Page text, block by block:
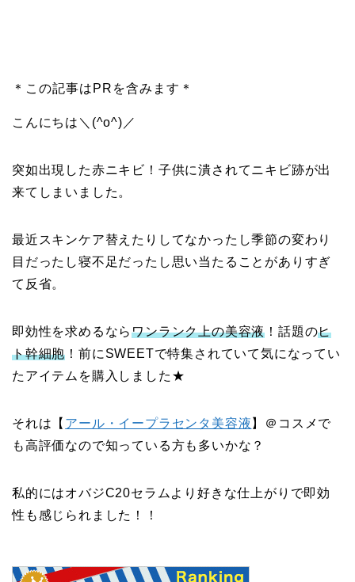
＊この記事はPRを含みます＊
こんにちは＼(^o^)／
突如出現した赤ニキビ！子供に潰されてニキビ跡が出
来てしまいました。
最近スキンケア替えたりしてなかったし季節の変わり
目だったし寝不足だったし思い当たることがありすぎ
て反省。
即効性を求めるならワンランク上の美容液 ！話題のヒ
ト幹細胞 ！前にSWEETで特集されていて気になってい
たアイテムを購入しました★
それは【 アール・イープラセンタ美容液 】＠コスメで
も高評価なので知っている方も多いかな？
私的にはオバジC20セラムより好きな仕上がりで即効
性も感じられました！！